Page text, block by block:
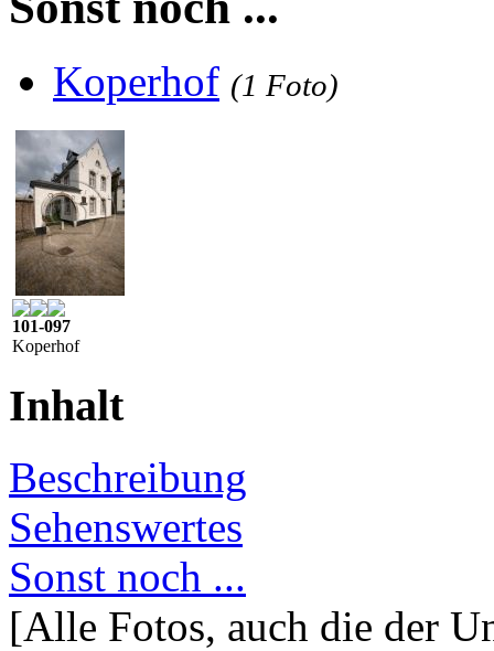
Koperhof (1 Foto)
101-097
Koperhof
Inhalt
Beschreibung
Sehenswertes
Sonst noch ...
[Alle Fotos, auch die der